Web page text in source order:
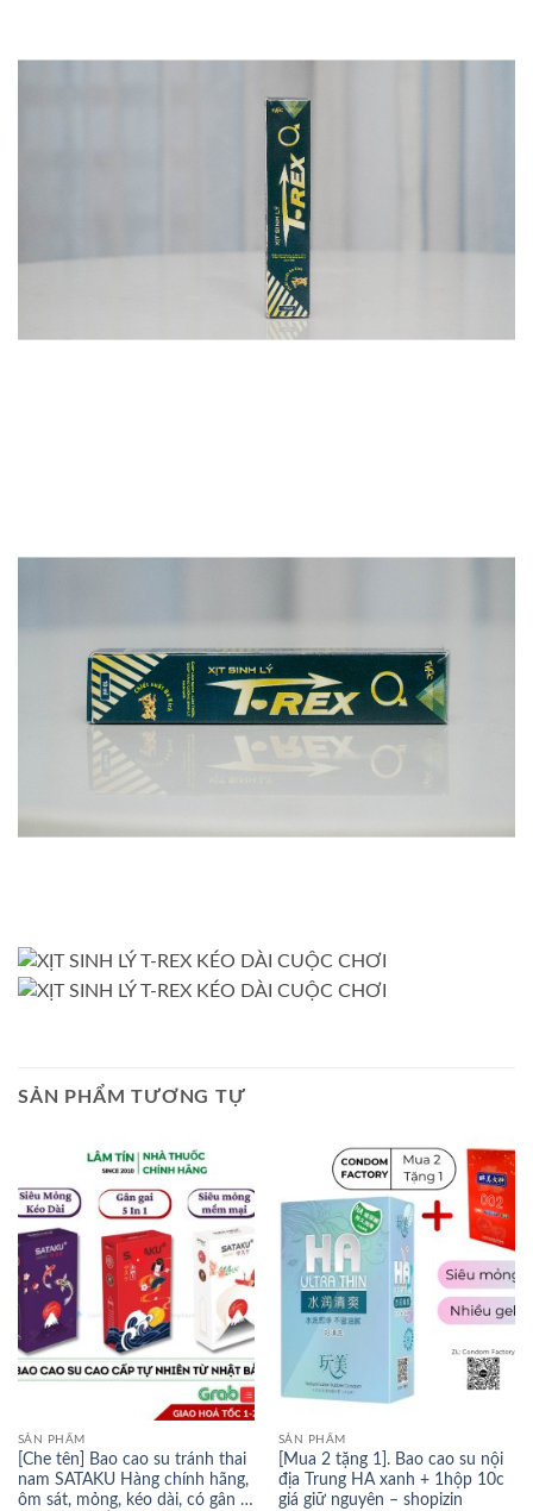
SẢN PHẨM TƯƠNG TỰ
SẢN PHẨM
[Che tên] Bao cao su tránh thai
nam SATAKU Hàng chính hãng,
ôm sát, mỏng, kéo dài, có gân …
SẢN PHẨM
[Mua 2 tặng 1]. Bao cao su nội
địa Trung HA xanh + 1hộp 10c
giá giữ nguyên – shopizin